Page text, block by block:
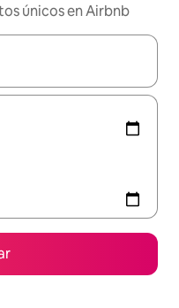
únicos en Airbnb
navega con las